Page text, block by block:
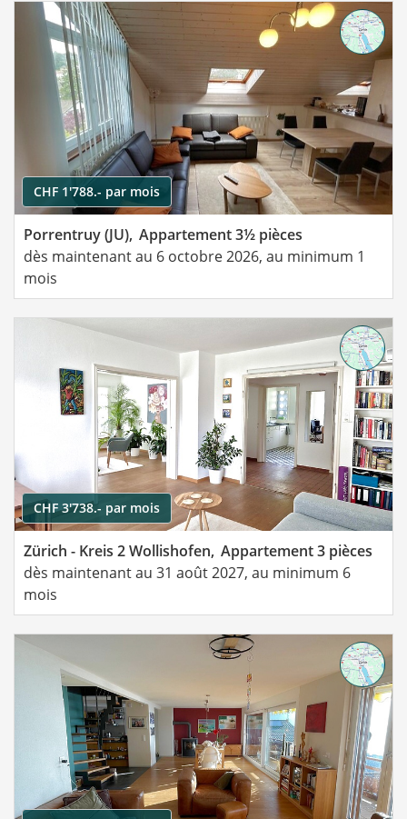
CHF 1'788.- par mois
Porrentruy (JU), Appartement 3½ pièces
dès maintenant au 6 octobre 2026, au minimum 1
mois
CHF 3'738.- par mois
Zürich - Kreis 2 Wollishofen, Appartement 3 pièces
dès maintenant au 31 août 2027, au minimum 6
mois